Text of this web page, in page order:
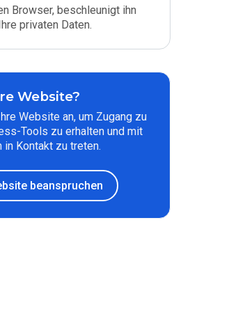
Browser, beschleunigt ihn
privaten Daten.
Website?
Website an, um Zugang zu
Tools zu erhalten und mit
in Kontakt zu treten.
beanspruchen